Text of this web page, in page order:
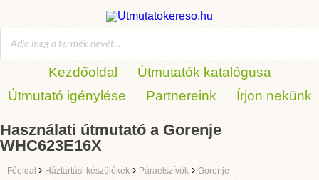
Kezdőoldal
Útmutatók katalógusa
Útmutató igénylése
Partnereink Írjon nekünk
Használati útmutató a Gorenje
WHC623E16X
Főoldal › Háztartási készülékek › Páraelszívók › Gorenje